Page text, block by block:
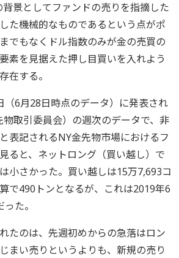
景としてファンドの売りを指摘した
た機械的なものであるという点がポ
でもなくドル指数のみが金の売買の
素を見据えた押し目買いを入れよう
在する。
（6月28日時点のデータ）に発表され
物取引委員会）の週次のデータで、非
表記されるNY金先物市場におけるフ
ると、ネットロング（買い越し）で
小さかった。買い越しは15万7,693コ
で490トンとなるが、これは2019年6
た。
たのは、先週初めからの急落はロン
まい売りというよりも、新規の売り